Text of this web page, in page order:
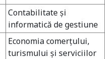
Contabilitate şi
informatică de gestiune
Economia comerţului,
turismului şi serviciilor